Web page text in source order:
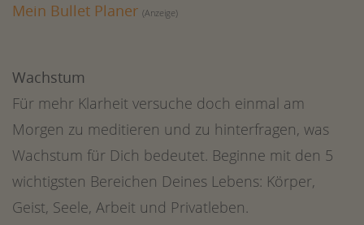
Mein Bullet Planer (Anzeige)
Wachstum
Für mehr Klarheit versuche doch einmal am
Morgen zu meditieren und zu hinterfragen, was
Wachstum für Dich bedeutet. Beginne mit den 5
wichtigsten Bereichen Deines Lebens: Körper,
Geist, Seele, Arbeit und Privatleben.